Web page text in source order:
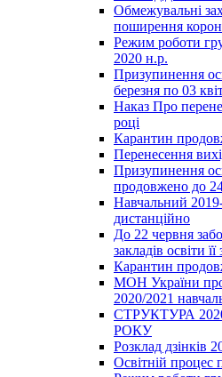
Обмежувальні
поширення
Режим роботи
2020 н.р.
Призупинення
березня по 03
Наказ Про
році
Карантин
Перенесення
Призупинення
продовжено до
Навчальний
дистанційно
До 22 червня
закладів освіти
Карантин
МОН України про
2020/2021
СТРУКТУРА
РОКУ
Розклад дзінків
Освітній процес